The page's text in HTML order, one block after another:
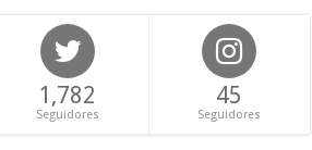
1,782
Seguidores
45
Seguidores